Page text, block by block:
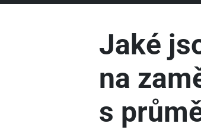
Jaké
na
s